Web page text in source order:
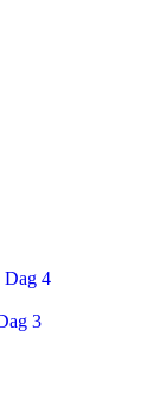
Dag 4
3